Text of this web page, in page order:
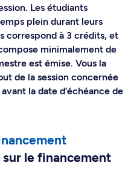
Les étudiants
plein durant leurs
correspond à 3 crédits, et
minimalement de
est émise. Vous la
de la session concernée
la date d’échéance de
sur le financement